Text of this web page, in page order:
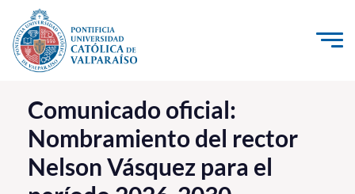
Click acá para ir directamente al contenido
La Universidad
Investigación, Creación e Innovación
PUCV Internacional
Comunicado oficial:
Nombramiento del rector
Nelson Vásquez para el